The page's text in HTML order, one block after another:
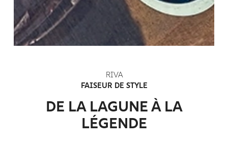
RIVA
FAISEUR DE STYLE
DE LA LAGUNE À LA
LÉGENDE